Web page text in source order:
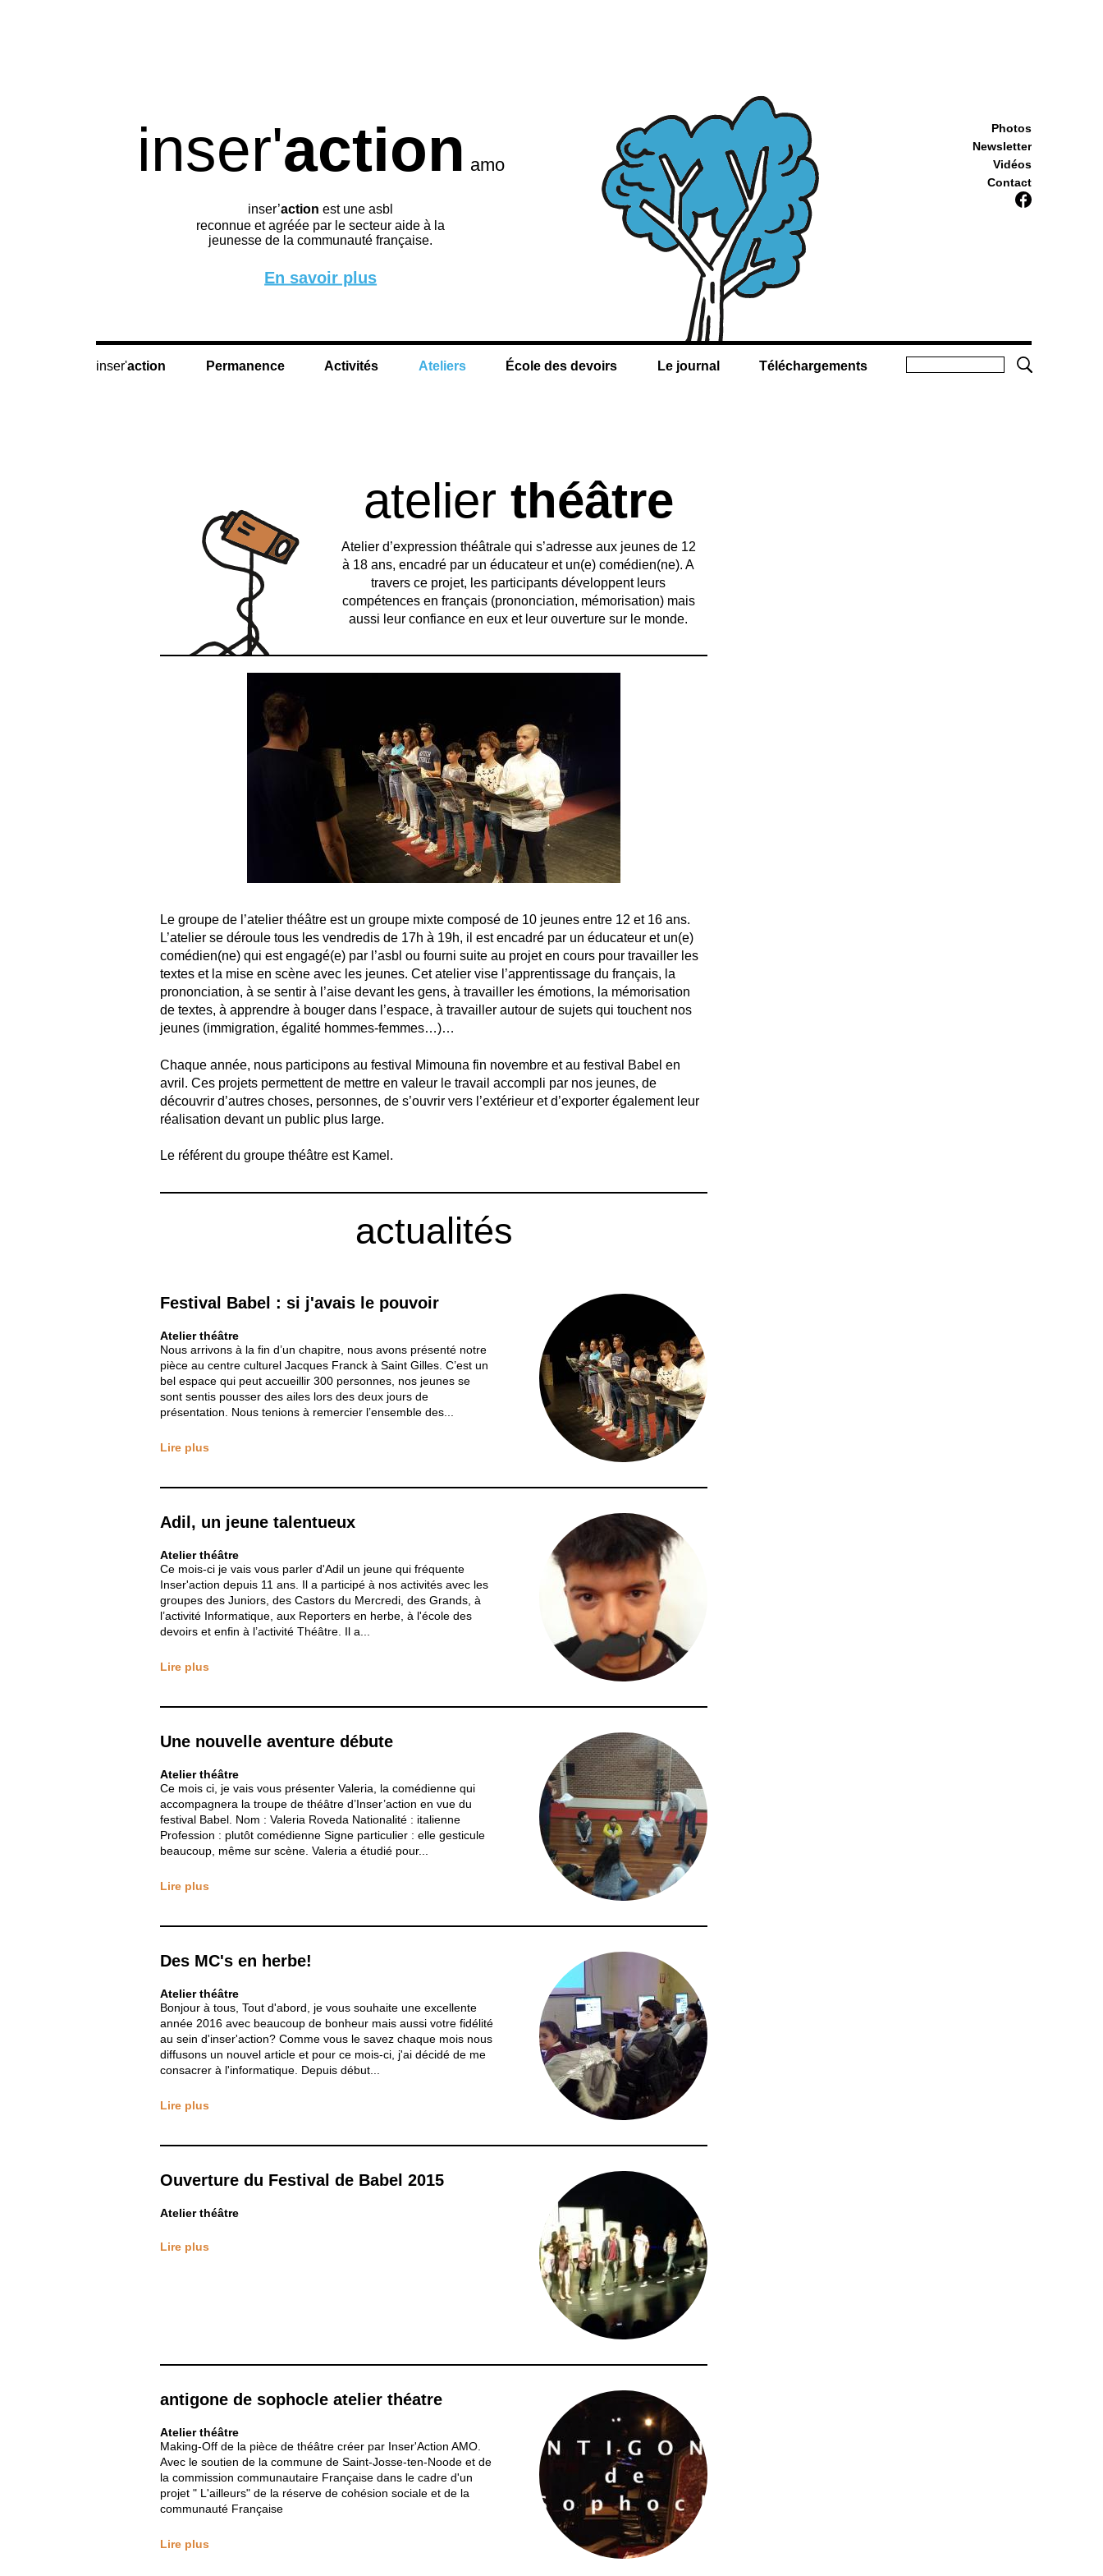
inser'action amo
inser’action est une asbl
reconnue et agréée par le secteur aide à la
jeunesse de la communauté française.
En savoir plus
Photos
Newsletter
Vidéos
Contact
action Permanence Activités Ateliers École des devoirs Le journal Téléchargements
atelier théâtre
Atelier d’expression théâtrale qui s’adresse aux jeunes de 12
à 18 ans, encadré par un éducateur et un(e) comédien(ne). A
travers ce projet, les participants développent leurs
compétences en français (prononciation, mémorisation) mais
aussi leur confiance en eux et leur ouverture sur le monde.
Le groupe de l’atelier théâtre est un groupe mixte composé de 10 jeunes entre 12 et 16 ans.
L’atelier se déroule tous les vendredis de 17h à 19h, il est encadré par un éducateur et un(e)
comédien(ne) qui est engagé(e) par l’asbl ou fourni suite au projet en cours pour travailler les
textes et la mise en scène avec les jeunes. Cet atelier vise l’apprentissage du français, la
prononciation, à se sentir à l’aise devant les gens, à travailler les émotions, la mémorisation
de textes, à apprendre à bouger dans l’espace, à travailler autour de sujets qui touchent nos
jeunes (immigration, égalité hommes-femmes…)…
Chaque année, nous participons au festival Mimouna fin novembre et au festival Babel en
avril. Ces projets permettent de mettre en valeur le travail accompli par nos jeunes, de
découvrir d’autres choses, personnes, de s’ouvrir vers l’extérieur et d’exporter également leur
réalisation devant un public plus large.
Le référent du groupe théâtre est Kamel.
actualités
Festival Babel : si j'avais le pouvoir
Atelier théâtre
Nous arrivons à la fin d’un chapitre, nous avons présenté notre
pièce au centre culturel Jacques Franck à Saint Gilles. C’est un
bel espace qui peut accueillir 300 personnes, nos jeunes se
sont sentis pousser des ailes lors des deux jours de
présentation. Nous tenions à remercier l’ensemble des...
Lire plus
Adil, un jeune talentueux
Atelier théâtre
Ce mois-ci je vais vous parler d'Adil un jeune qui fréquente
Inser'action depuis 11 ans. Il a participé à nos activités avec les
groupes des Juniors, des Castors du Mercredi, des Grands, à
l’activité Informatique, aux Reporters en herbe, à l'école des
devoirs et enfin à l’activité Théâtre. Il a...
Lire plus
Une nouvelle aventure débute
Atelier théâtre
Ce mois ci, je vais vous présenter Valeria, la comédienne qui
accompagnera la troupe de théâtre d’Inser’action en vue du
festival Babel. Nom : Valeria Roveda Nationalité : italienne
Profession : plutôt comédienne Signe particulier : elle gesticule
beaucoup, même sur scène. Valeria a étudié pour...
Lire plus
Des MC's en herbe!
Atelier théâtre
Bonjour à tous, Tout d'abord, je vous souhaite une excellente
année 2016 avec beaucoup de bonheur mais aussi votre fidélité
au sein d'inser'action? Comme vous le savez chaque mois nous
diffusons un nouvel article et pour ce mois-ci, j'ai décidé de me
consacrer à l'informatique. Depuis début...
Lire plus
Ouverture du Festival de Babel 2015
Atelier théâtre
Lire plus
antigone de sophocle atelier théatre
Atelier théâtre
Making-Off de la pièce de théâtre créer par Inser'Action AMO.
Avec le soutien de la commune de Saint-Josse-ten-Noode et de
la commission communautaire Française dans le cadre d'un
projet " L'ailleurs" de la réserve de cohésion sociale et de la
communauté Française
Lire plus